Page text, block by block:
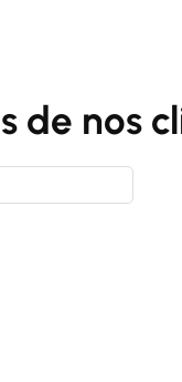
de nos